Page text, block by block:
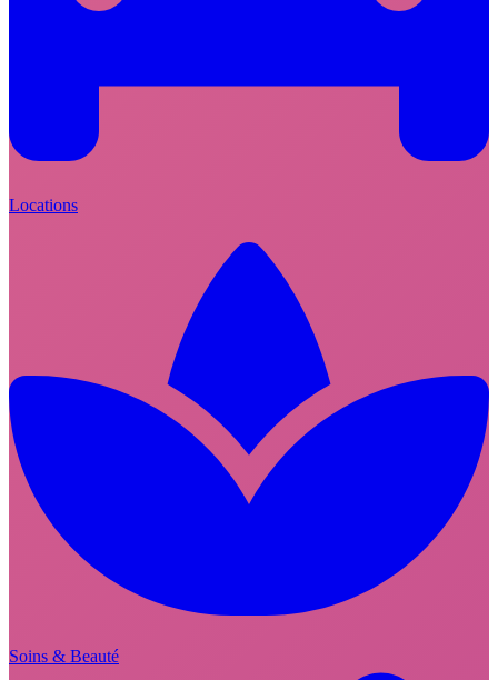
Locations
Soins & Beauté